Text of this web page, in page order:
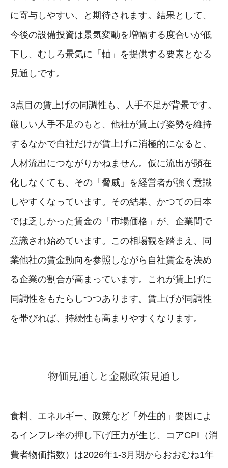
に寄与しやすい、と期待されます。結果として、
今後の設備投資は景気変動を増幅する度合いが低
下し、むしろ景気に「軸」を提供する要素となる
見通しです。
3点目の賃上げの同調性も、人手不足が背景です。
厳しい人手不足のもと、他社が賃上げ姿勢を維持
するなかで自社だけが賃上げに消極的になると、
人材流出につながりかねません。仮に流出が顕在
化しなくても、その「脅威」を経営者が強く意識
しやすくなっています。その結果、かつての日本
では乏しかった賃金の「市場価格」が、企業間で
意識され始めています。この相場観を踏まえ、同
業他社の賃金動向を参照しながら自社賃金を決め
る企業の割合が高まっています。これが賃上げに
同調性をもたらしつつあります。賃上げが同調性
を帯びれば、持続性も高まりやすくなります。
物価見通しと金融政策見通し
食料、エネルギー、政策など「外生的」要因によ
るインフレ率の押し下げ圧力が生じ、コアCPI（消
費者物価指数）は2026年1-3月期からおおむね1年